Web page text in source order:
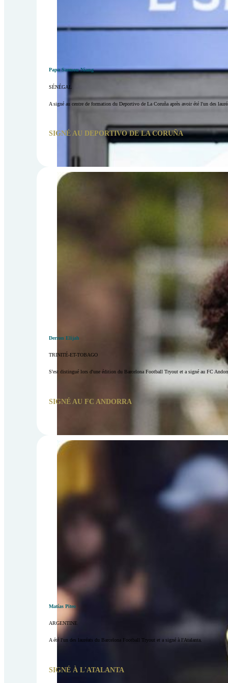
Papa Samsou Niang
SÉNÉGAL
A signé au centre de formation du Deportivo de La Coruña après avoir été l'un des
SIGNÉ AU DEPORTIVO DE LA CORUÑA
Derron Elijah
TRINITÉ-ET-TOBAGO
S'est distingué lors d'une édition du Barcelona Football Tryout et a signé au FC
SIGNÉ AU FC ANDORRA
Matías Piteo
ARGENTINE
A été l'un des lauréats du Barcelona Football Tryout et a signé à l'Atalanta.
SIGNÉ À L'ATALANTA